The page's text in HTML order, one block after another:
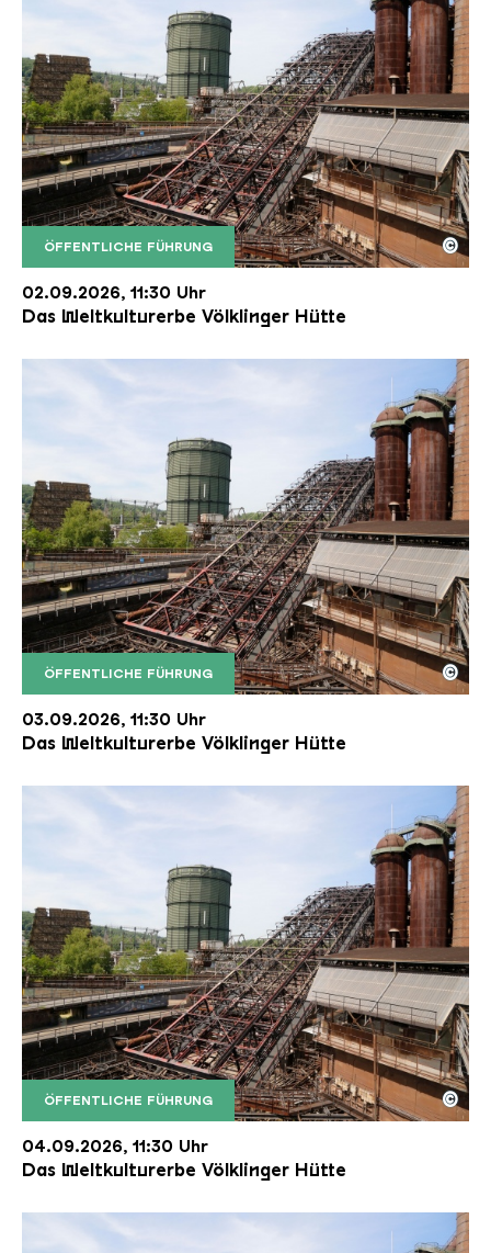
ÖFFENTLICHE FÜHRUNG
Der Erzschrägaufzug der Völklinger Hütte mit
Copyright: Weltkulturerbe Völklinger Hütte | Karl
©
02.09.2026, 11:30 Uhr
Das Weltkulturerbe Völklinger Hütte
ÖFFENTLICHE FÜHRUNG
Der Erzschrägaufzug der Völklinger Hütte mit
Copyright: Weltkulturerbe Völklinger Hütte | Karl
©
03.09.2026, 11:30 Uhr
Das Weltkulturerbe Völklinger Hütte
ÖFFENTLICHE FÜHRUNG
Der Erzschrägaufzug der Völklinger Hütte mit
Copyright: Weltkulturerbe Völklinger Hütte | Karl
©
04.09.2026, 11:30 Uhr
Das Weltkulturerbe Völklinger Hütte